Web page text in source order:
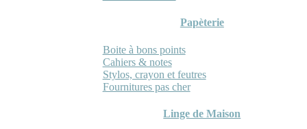
Papèterie
Boite à bons points
Cahiers & notes
Stylos, crayon et feutres
Fournitures pas cher
Linge de Maison